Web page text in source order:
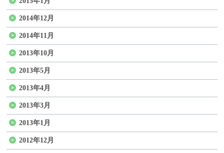
2014年12月
2014年11月
2013年10月
2013年5月
2013年4月
2013年3月
2013年1月
2012年12月